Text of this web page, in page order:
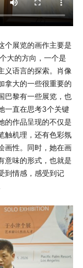
个展览的画作主要是
大的方向，一个是
义语言的探索。肖像
拿大的一些很重要的
巴黎有一些展览，也
一直在思考3个关键
的作品呈现的不仅是
触机理，还有色彩氛
画性。同时，她在画
意味的形式，也就是
到情感，感受到记